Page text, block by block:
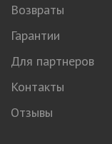
Возвраты
Гарантии
Для партнеров
Контакты
Отзывы